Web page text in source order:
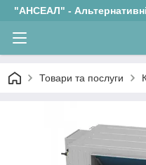
"АНСЕАЛ" - Альтернативні
Товари та послуги